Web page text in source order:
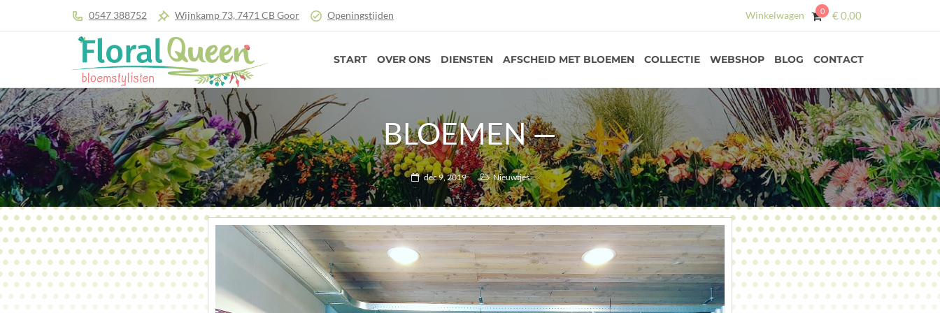
0547 388752 Wijnkamp 73, 7471 CB Goor Openingstijden Winkelwagen 0 €0,00
START OVER ONS DIENSTEN AFSCHEID MET BLOEMEN COLLECTIE WEBSHOP BLOG CONTACT
BLOEMEN —
dec 9, 2019 Nieuwtjes